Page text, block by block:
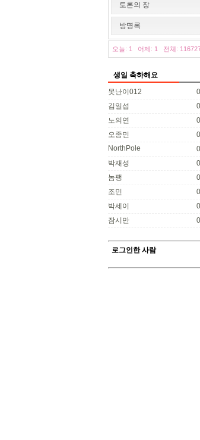
토론의 장
방명록
오늘: 1 어제: 1 전체:
생일 축하해요
못난이012
김일섭
노의연
오종민
NorthPole
박재성
놈팽
조민
박세이
잠시만
로그인한 사람